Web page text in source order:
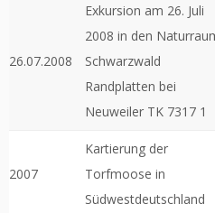
26.07.2008
Exkursion am 26. Juli
2008 in den
Schwarzwald
Randplatten bei
Neuweiler TK 7317 1
2007
Kartierung der
Torfmoose in
Südwestdeutschland